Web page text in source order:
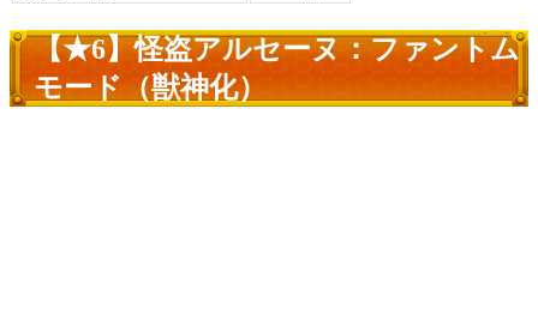
【★6】怪盗アルセーヌ：ファントム
モード（獣神化）